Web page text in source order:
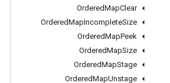
OrderedMapClear
OrderedMapIncompleteSize
OrderedMapPeek
OrderedMapSize
OrderedMapStage
OrderedMapUnstage